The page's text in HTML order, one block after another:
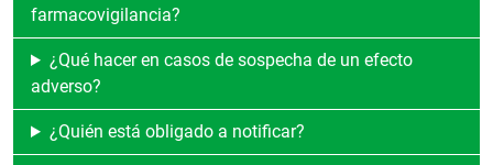
farmacovigilancia?
¿Qué hacer en casos de sospecha de un efecto
adverso?
¿Quién está obligado a notificar?